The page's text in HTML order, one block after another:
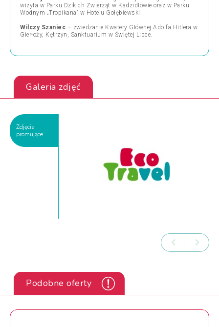
wizyta w Parku Dzikich Zwierząt w Kadzidłowie oraz w Parku
Wodnym „Tropikana” w Hotelu Gołębiewski.
Wilczy Szaniec – zwiedzanie Kwatery Głównej Adolfa Hitlera w
Gierłoży, Kętrzyn, Sanktuarium w Świętej Lipce.
Galeria zdjęć
Zdjęcia
promujące
Podobne oferty